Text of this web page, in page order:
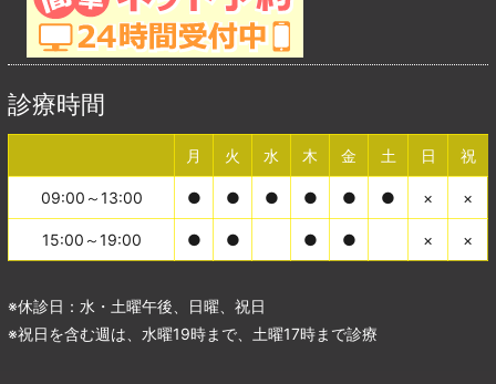
診療時間
月 火 水 木 金 土 日 祝
09:00～13:00 ● ● ● ● ● ● × ×
15:00～19:00 ● ● ● ● × ×
※休診日：水・土曜午後、日曜、祝日
※祝日を含む週は、水曜19時まで、土曜17時まで診療